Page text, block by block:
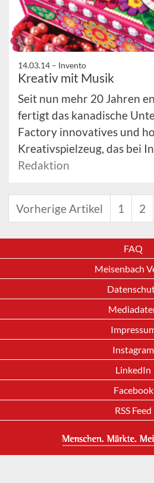
14.03.14 – Invento
Kreativ mit Musik
Seit nun mehr 20 Jahren
fertigt das kanadische
Factory innovatives und
Kreativspielzeug, das bei
Redaktion
Vorherige Artikel 1 2
FAQ
Meisenbach
Instagram
LinkedIn
Facebook
RSS Feed